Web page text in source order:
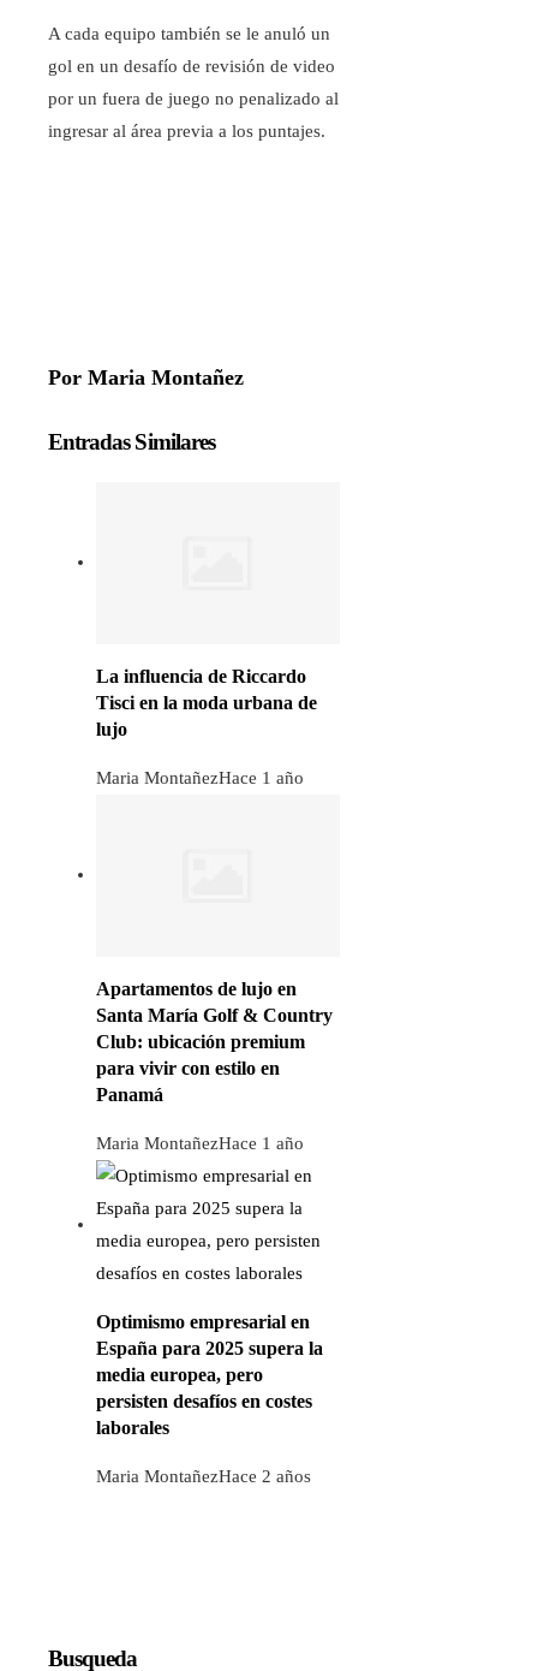
A cada equipo también se le anuló un
gol en un desafío de revisión de video
por un fuera de juego no penalizado al
ingresar al área previa a los puntajes.
Por Maria Montañez
Entradas Similares
La influencia de Riccardo
Tisci en la moda urbana de
lujo
Maria MontañezHace 1 año
Apartamentos de lujo en
Santa María Golf & Country
Club: ubicación premium
para vivir con estilo en
Panamá
Maria MontañezHace 1 año
Optimismo empresarial en
España para 2025 supera la
media europea, pero
persisten desafíos en costes
laborales
Maria MontañezHace 2 años
Busqueda